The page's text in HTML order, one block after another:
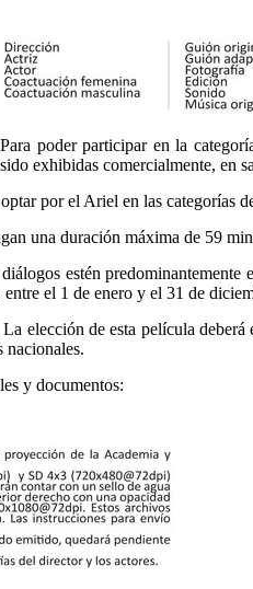
Para poder participar en la
sido exhibidas comercialmente, en
por el Ariel en las
una duración máxima de 59
estén
el 1 de enero y el 31 de
elección de esta película
nacionales.
y documentos: